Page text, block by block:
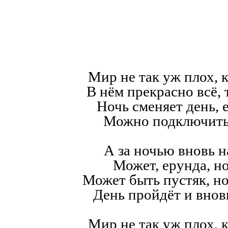
Мир не так уж плох,
В нём прекрасно всё,
Ночь сменяет день,
Можно
А за ночью вновь
Может, ерунда,
Может быть пустяк,
День пройдёт и
Мир не так уж плох,